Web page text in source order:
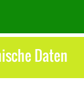
Daten